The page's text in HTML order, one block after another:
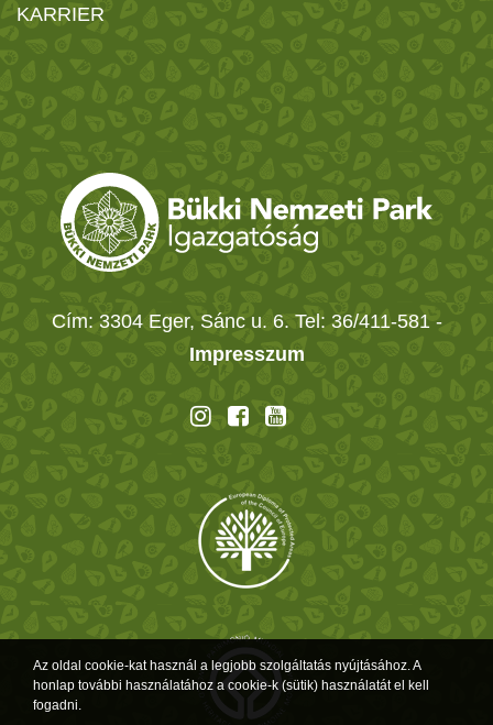
KARRIER
Cím: 3304 Eger, Sánc u. 6. Tel: 36/411-581 -
Impresszum
Az oldal cookie-kat használ a legjobb szolgáltatás nyújtásához. A
honlap további használatához a cookie-k (sütik) használatát el kell
fogadni.